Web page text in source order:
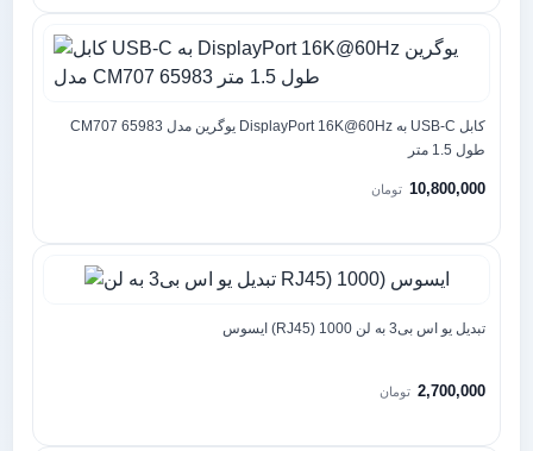
کابل USB-C به DisplayPort 16K@60Hz یوگرین مدل CM707 65983
طول 1.5 متر
10,800,000 تومان
تبدیل یو اس بی3 به لن RJ45) 1000) ایسوس
2,700,000 تومان